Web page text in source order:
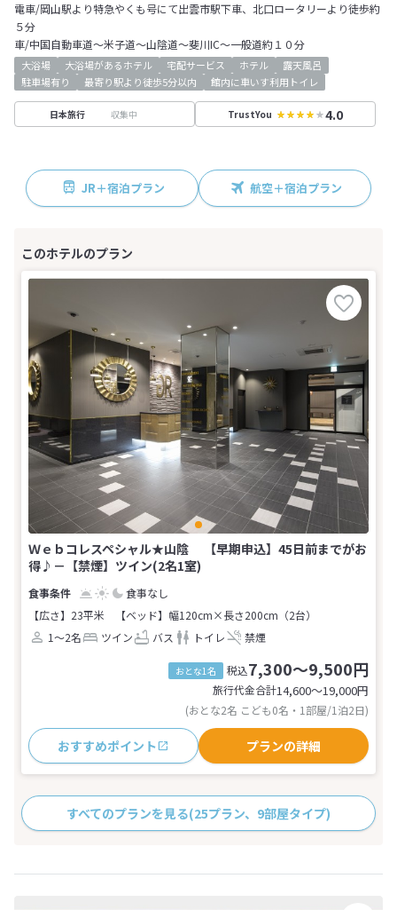
電車/岡山駅より特急やくも号にて出雲市駅下車、北口ロータリーより徒歩約
５分
車/中国自動車道～米子道～山陰道～斐川IC～一般道約１０分
大浴場 大浴場があるホテル 宅配サービス ホテル
露天風呂
駐車場有り
最寄り駅より徒歩5分以内 館内に車いす利用トイレ
日本旅行 収集中 TrustYou 4.0
JR＋宿泊プラン 航空＋宿泊プラン
Ｗｅｂコレスペシャル★山陰 【早期申込】45日前までがお
得♪－【禁煙】ツイン(2名1室)
食事なし
【広さ】23平米
【ベッド】幅120cm×長さ200cm（2台）
1～2名
ツイン バス トイレ 禁煙
おとな1名 税込7,300～9,500円
旅行代金合計14,600〜19,000円
(おとな2名 こども0名・1部屋/1泊2日)
おすすめポイント プランの詳細
すべてのプランを見る(25プラン、9部屋タイプ)